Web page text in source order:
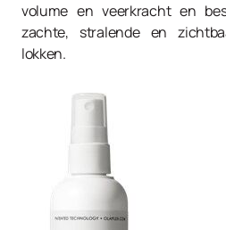
volume en veerkracht en
zachte, stralende en
lokken.